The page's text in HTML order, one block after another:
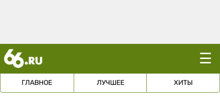
☰
ГЛАВНОЕ ЛУЧШЕЕ ХИТЫ